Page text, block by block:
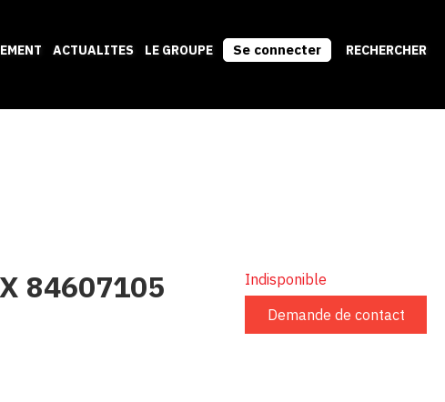
ACTUALITES LE GROUPE Se connecter RECHERCHER
84607105
Indisponible
Demande de contact